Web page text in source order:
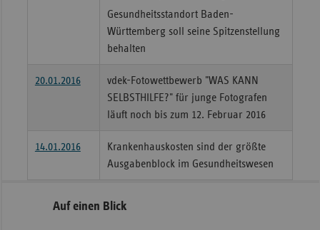
Gesundheitsstandort Baden-
Württemberg soll seine Spitzenstellung
behalten
20.01.2016
vdek-Fotowettbewerb "WAS KANN
SELBSTHILFE?" für junge Fotografen
läuft noch bis zum 12. Februar 2016
14.01.2016
Krankenhauskosten sind der größte
Ausgabenblock im Gesundheitswesen
Seitennavigation
SeitenleisteAuf einen Blick